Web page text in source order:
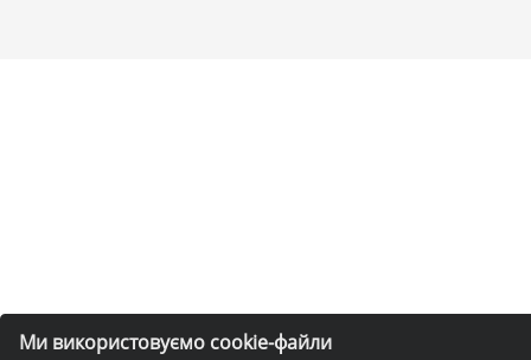
Ми використовуємо cookie-файли